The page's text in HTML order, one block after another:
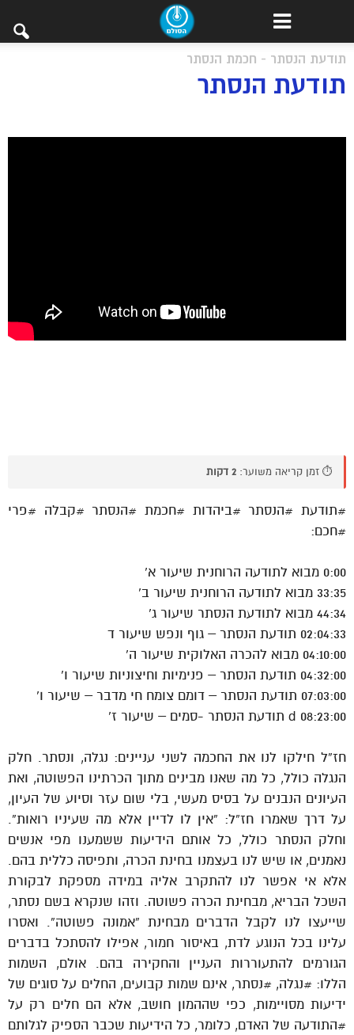
תודעת הנסתר - חכמת הנסתר
תודעת הנסתר
⏱️ זמן קריאה משוער: 2 דקות
#תודעת #הנסתר #ביהדות #חכמת #הנסתר #קבלה #פרי
#חכם:
0:00 מבוא לתודעה הרוחנית שיעור א’
33:35 מבוא לתודעה הרוחנית שיעור ב’
44:34 מבוא לתודעת הנסתר שיעור ג’
02:04:33 תודעת הנסתר – גוף ונפש שיעור ד
04:10:00 מבוא להכרה האלוקית שיעור ה’
04:32:00 תודעת הנסתר – פנימיות וחיצוניות שיעור ו’
07:03:00 תודעת הנסתר – דומם צומח חי מדבר – שיעור ו’
08:23:00 d תודעת הנסתר -סמים – שיעור ז’
חז”ל חילקו לנו את החכמה לשני עניינים: נגלה, ונסתר. חלק
הנגלה כולל, כל מה שאנו מבינים מתוך הכרתינו הפשוטה, ואת
העיונים הנבנים על בסיס מעשי, בלי שום עזר וסיוע של העיון,
על דרך שאמרו חז”ל: “אין לו לדיין אלא מה שעיניו רואות”.
וחלק הנסתר כולל, כל אותם הידיעות ששמענו מפי אנשים
נאמנים, או שיש לנו בעצמנו בחינת הכרה, ותפיסה כללית בהם.
אלא אי אפשר לנו להתקרב אליה במידה מספקת לבקורת
השכל הבריא, מבחינת הכרה פשוטה. וזהו שנקרא בשם נסתר,
שייעצו לנו לקבל הדברים מבחינת “אמונה פשוטה”. ואסרו
עלינו בכל הנוגע לדת, באיסור חמור, אפילו להסתכל בדברים
הגורמים להתעוררות העניין והחקירה בהם. אולם, השמות
הללו: #נגלה, #נסתר, אינם שמות קבועים, החלים על סוגים של
ידיעות מסויימות, כפי שההמון חושב, אלא הם חלים רק על
#התודעה של האדם, כלומר, כל הידיעות שכבר הספיק לגלותם